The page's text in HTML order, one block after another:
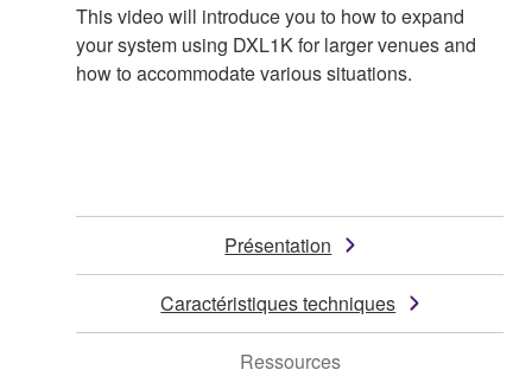
This video will introduce you to how to expand
your system using DXL1K for larger venues and
how to accommodate various situations.
Présentation
Caractéristiques techniques
Ressources